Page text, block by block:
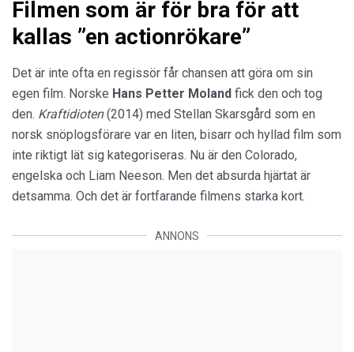
Filmen som är för bra för att
kallas ”en actionrökare”
Det är inte ofta en regissör får chansen att göra om sin
egen film. Norske Hans Petter Moland fick den och tog
den. Kraftidioten(2014) med Stellan Skarsgård som en
norsk snöplogsförare var en liten, bisarr och hyllad film som
inte riktigt lät sig kategoriseras. Nu är den Colorado,
engelska och Liam Neeson. Men det absurda hjärtat är
detsamma. Och det är fortfarande filmens starka kort.
ANNONS